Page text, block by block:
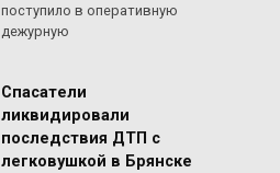
поступило в оперативную
дежурную
Спасатели
ликвидировали
последствия ДТП с
легковушкой в Брянске